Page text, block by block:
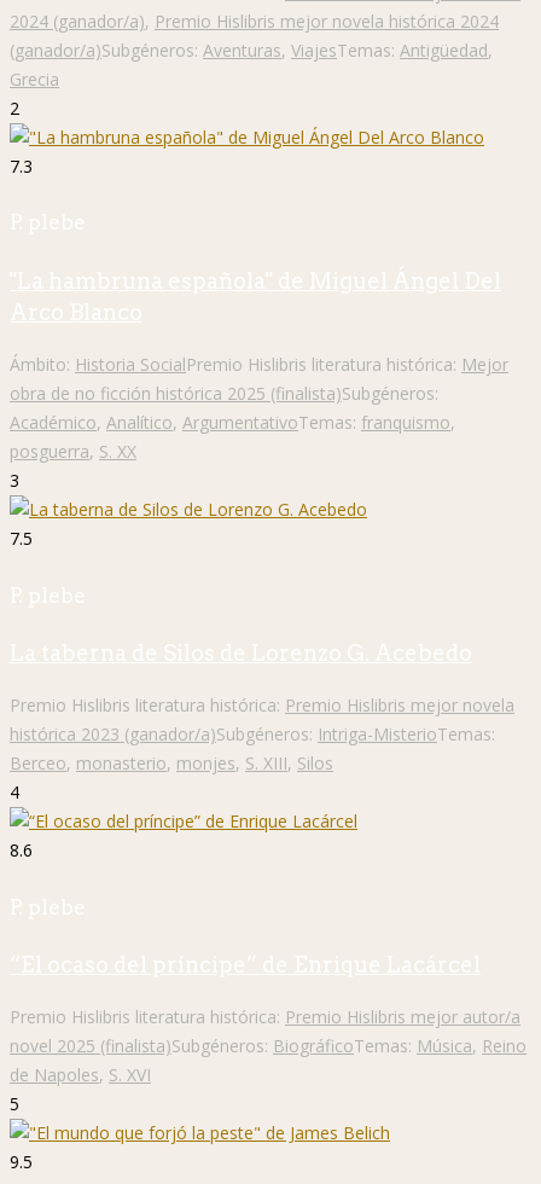
2024 (ganador/a), Premio Hislibris mejor novela histórica 2024
(ganador/a)Subgéneros: Aventuras, ViajesTemas: Antigüedad,
Grecia
2
7.3
P. plebe
"La hambruna española" de Miguel Ángel Del
Arco Blanco
Ámbito: Historia SocialPremio Hislibris literatura histórica: Mejor
obra de no ficción histórica 2025 (finalista)Subgéneros:
Académico, Analítico, ArgumentativoTemas: franquismo,
posguerra, S. XX
3
7.5
P. plebe
La taberna de Silos de Lorenzo G. Acebedo
Premio Hislibris literatura histórica: Premio Hislibris mejor novela
histórica 2023 (ganador/a)Subgéneros: Intriga-MisterioTemas:
Berceo, monasterio, monjes, S. XIII, Silos
4
8.6
P. plebe
“El ocaso del príncipe” de Enrique Lacárcel
Premio Hislibris literatura histórica: Premio Hislibris mejor autor/a
novel 2025 (finalista)Subgéneros: BiográficoTemas: Música, Reino
de Napoles, S. XVI
5
9.5